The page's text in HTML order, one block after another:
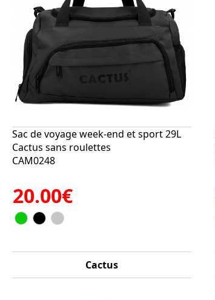
Sac de voyage week-end et sport 29L
Cactus sans roulettes
CAM0248
20.00€
Cactus